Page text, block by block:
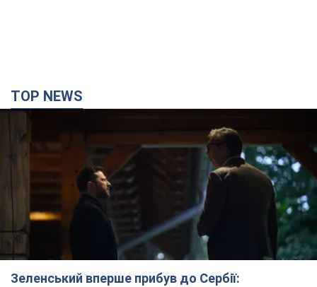
TOP NEWS
Зеленський вперше прибув до Сербії: